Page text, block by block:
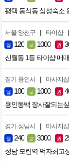
평택 동삭동 삼성숙소
서울 양천구 | 타이샵 |
월 120 보 1000 권
신월동 1등 타이샵 매
경기 용인시 | 마사지샵
월 100 보 1000 권
용인동백 장사잘되는샆
경기 성남시 | 마사지샵
월 240 보 3000 권
성남 모란역 먹자최고